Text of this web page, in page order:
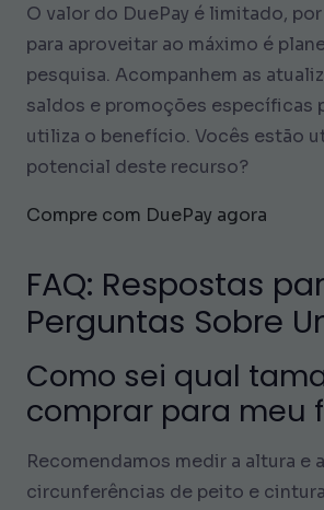
O valor do DuePay é limitado,
para aproveitar ao máximo é
pesquisa. Acompanhem as
saldos e promoções específicas
utiliza o benefício. Vocês estão
potencial deste recurso?
Compre com DuePay agora
FAQ: Respostas
Perguntas Sobre
Como sei qual
comprar para meu
Recomendamos medir a altura e
circunferências de peito e